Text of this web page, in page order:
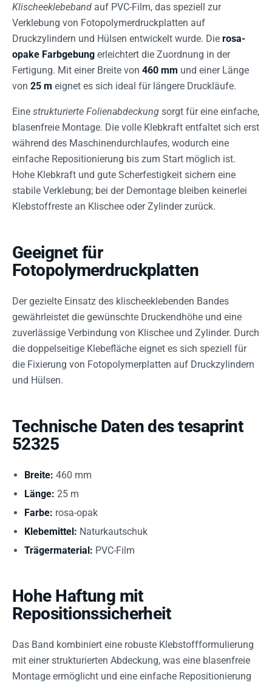
Klischeeklebeband auf PVC-Film, das speziell zur
Verklebung von Fotopolymerdruckplatten auf
Druckzylindern und Hülsen entwickelt wurde. Die rosa-
opake Farbgebung erleichtert die Zuordnung in der
Fertigung. Mit einer Breite von 460 mm und einer Länge
von 25 m eignet es sich ideal für längere Druckläufe.
Eine strukturierte Folienabdeckung sorgt für eine einfache,
blasenfreie Montage. Die volle Klebkraft entfaltet sich erst
während des Maschinendurchlaufes, wodurch eine
einfache Repositionierung bis zum Start möglich ist.
Hohe Klebkraft und gute Scherfestigkeit sichern eine
stabile Verklebung; bei der Demontage bleiben keinerlei
Klebstoffreste an Klischee oder Zylinder zurück.
Geeignet für
Fotopolymerdruckplatten
Der gezielte Einsatz des klischeeklebenden Bandes
gewährleistet die gewünschte Druckendhöhe und eine
zuverlässige Verbindung von Klischee und Zylinder. Durch
die doppelseitige Klebefläche eignet es sich speziell für
die Fixierung von Fotopolymerplatten auf Druckzylindern
und Hülsen.
Technische Daten des tesaprint
52325
Breite: 460 mm
Länge: 25 m
Farbe: rosa-opak
Klebemittel: Naturkautschuk
Trägermaterial: PVC-Film
Hohe Haftung mit
Repositionssicherheit
Das Band kombiniert eine robuste Klebstoffformulierung
mit einer strukturierten Abdeckung, was eine blasenfreie
Montage ermöglicht und eine einfache Repositionierung